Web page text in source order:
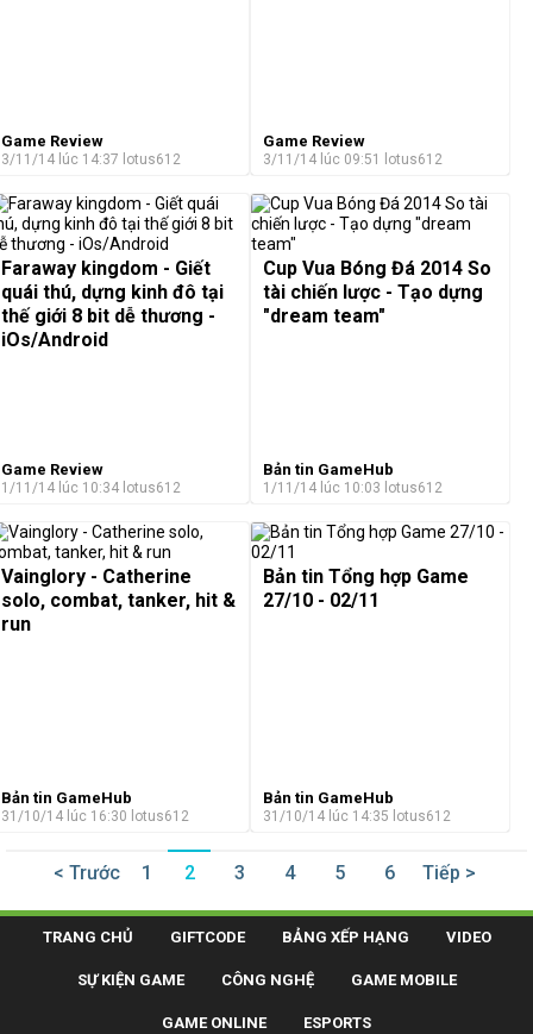
Game Review
3/11/14 lúc 14:37 lotus612
Game Review
3/11/14 lúc 09:51 lotus612
Faraway kingdom - Giết
quái thú, dựng kinh đô tại
thế giới 8 bit dễ thương -
iOs/Android
Game Review
1/11/14 lúc 10:34 lotus612
Cup Vua Bóng Đá 2014 So
tài chiến lược - Tạo dựng
"dream team"
Bản tin GameHub
1/11/14 lúc 10:03 lotus612
Vainglory - Catherine
solo, combat, tanker, hit &
run
Bản tin GameHub
31/10/14 lúc 16:30 lotus612
Bản tin Tổng hợp Game
27/10 - 02/11
Bản tin GameHub
31/10/14 lúc 14:35 lotus612
< Trước 1 2 3 4 5 6 Tiếp >
TRANG CHỦ GIFTCODE BẢNG XẾP HẠNG VIDEO
SỰ KIỆN GAME CÔNG NGHỆ GAME MOBILE
GAME ONLINE ESPORTS